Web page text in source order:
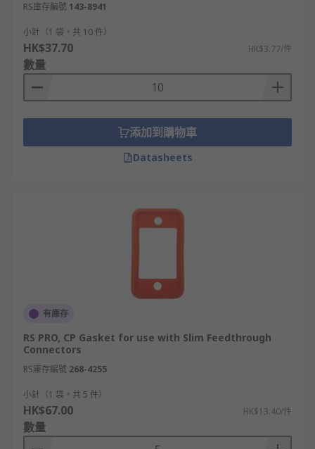
RS庫存編號 143-8941
小計（1 袋，共 10 件）
HK$37.70 HK$3.77/件
數量
添加到購物車
Datasheets
有庫存
RS PRO, CP Gasket for use with Slim Feedthrough
Connectors
RS庫存編號 268-4255
小計（1 袋，共 5 件）
HK$67.00 HK$13.40/件
數量